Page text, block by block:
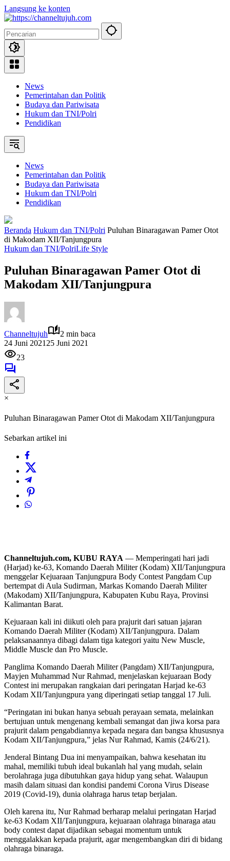
Langsung ke konten
News
Pemerintahan dan Politik
Budaya dan Pariwisata
Hukum dan TNI/Polri
Pendidikan
News
Pemerintahan dan Politik
Budaya dan Pariwisata
Hukum dan TNI/Polri
Pendidikan
Beranda Hukum dan TNI/Polri Puluhan Binaragawan Pamer Otot
di Makodam XII/Tanjungpura
Hukum dan TNI/PolriLife Style
Puluhan Binaragawan Pamer Otot di
Makodam XII/Tanjungpura
Channeltujuh
2 min baca
24 Juni 2021 25 Juni 2021
23
×
Puluhan Binaragawan Pamer Otot di Makodam XII/Tanjungpura
Sebarkan artikel ini
Channeltujuh.com, KUBU RAYA — Memperingati hari jadi
(Harjad) ke-63, Komando Daerah Militer (Kodam) XII/Tanjungpura
menggelar Kejuaraan Tanjungpura Body Contest Pangdam Cup
bertempat di Aula Sudirman, Markas Komando Daerah Militer
(Makodam) XII/Tanjungpura, Kabupaten Kubu Raya, Provinsi
Kalimantan Barat.
Kejuaraan kali ini diikuti oleh para prajurit dari satuan jajaran
Komando Daerah Militer (Kodam) XII/Tanjungpura. Dalam
pelaksanaannya dibagi dalam tiga kategori yaitu New Muscle,
Middle Muscle dan Pro Muscle.
Panglima Komando Daerah Militer (Pangdam) XII/Tanjungpura,
Mayjen Muhammad Nur Rahmad, menjelaskan kejuaraan Body
Contest ini merupakan rangkaian dari peringatan Harjad ke-63
Kodam XII/Tanjungpura yang diperingati setiap tanggal 17 Juli.
“Peringatan ini bukan hanya sebuah perayaan semata, melainkan
bertujuan untuk mengenang kembali semangat dan jiwa korsa para
prajurit dalam pengabdiannya kepada negara dan bangsa khususnya
Kodam XII/Tanjungpura,” jelas Nur Rahmad, Kamis (24/6/21).
Jenderal Bintang Dua ini menyampaikan, bahwa kesehatan itu
mahal, memiliki tubuh ideal bukanlah hal yang mudah, selain
berolahraga juga dibutuhkan gaya hidup yang sehat. Walaupun
masih dalam situasi dan kondisi pandemi Corona Virus Disease
2019 (Covid-19), dunia olahraga harus tetap berjalan.
Oleh karena itu, Nur Rahmad berharap melalui peringatan Harjad
ke-63 Kodam XII/Tanjungpura, kejuaraan olahraga binaraga atau
body contest dapat dijadikan sebagai momentum untuk
menggalakkan kepada prajurit, agar mengembangkan diri di bidang
olahraga binaraga.